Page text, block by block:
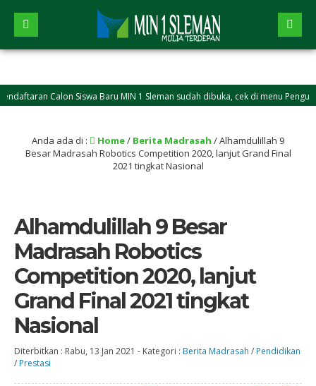
Calon Siswa Baru MIN 1 Sleman sudah dibuka, cek di menu Pengumuman
Anda ada di : Home/ Berita Madrasah /Alhamdulillah 9
Besar Madrasah Robotics Competition 2020, lanjut Grand Final
2021 tingkat Nasional
Alhamdulillah 9 Besar
Madrasah Robotics
Competition 2020, lanjut
Grand Final 2021 tingkat
Nasional
Diterbitkan : Rabu, 13 Jan 2021 - Kategori : Berita Madrasah / Pendidikan
/ Prestasi